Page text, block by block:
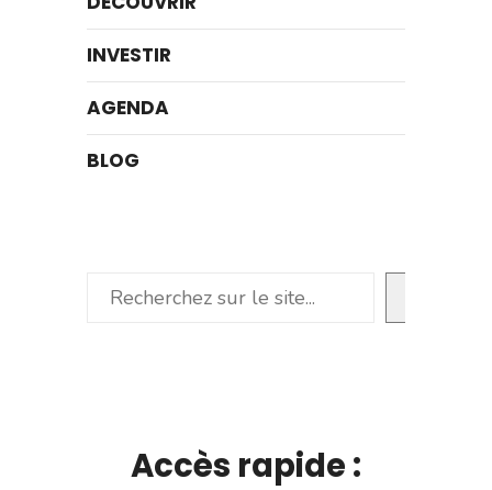
INVESTIR
AGENDA
BLOG
Rechercher
Accès rapide :